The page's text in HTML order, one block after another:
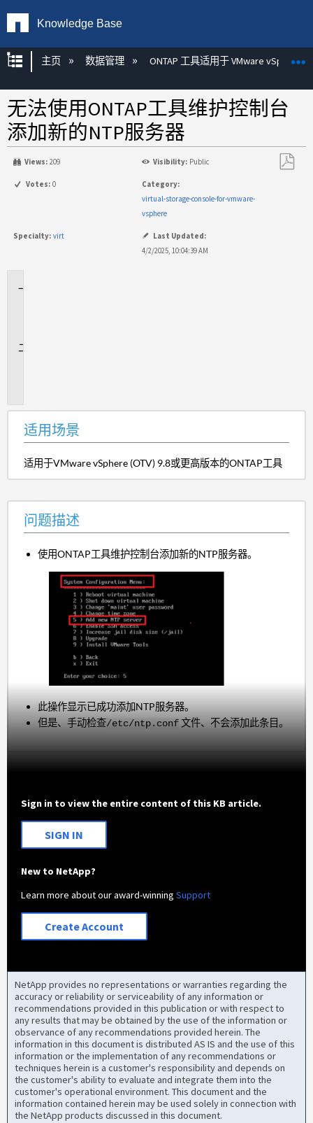
Knowledge Base
扩展/隐缩全局层次
主页 数据管理 ONTAP 工具适用于 VMware vSphere
无法使用ONTAP工具维护控制台
添加新的NTP服务器
Views: 209 Visibility: Public
Votes: 0
Category:
virtual-storage-console-for-vmware-
vsphere
Specialty: virt
Last Updated:
4/2/2025, 10:04:39 AM
适用场景
适用于VMware vSphere (OTV) 9.8或更高版本的ONTAP工具
问题描述
使用ONTAP工具维护控制台添加新的NTP服务器。
此操作显示已成功添加NTP服务器。
但是、手动检查/etc/ntp.conf文件、不会添加此条目。
Sign in to view the entire content of this KB article.
SIGN IN
New to NetApp?
Learn more about our award-winningSupport
Create Account
NetApp provides no representations or warranties regarding the
accuracy or reliability or serviceability of any information or
recommendations provided in this publication or with respect to
any results that may be obtained by the use of the information or
observance of any recommendations provided herein. The
information in this document is distributed AS IS and the use of this
information or the implementation of any recommendations or
techniques herein is a customer's responsibility and depends on
the customer's ability to evaluate and integrate them into the
customer's operational environment. This document and the
information contained herein may be used solely in connection with
the NetApp products discussed in this document.